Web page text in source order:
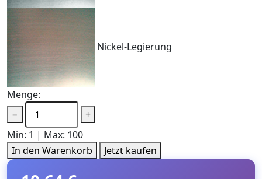
Nickel-Legierung
Menge:
−
+
Min: 1 | Max: 100
In den Warenkorb
Jetzt kaufen